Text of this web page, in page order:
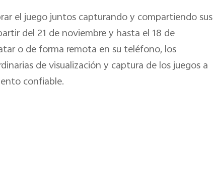
el juego juntos capturando y compartiendo sus
del 21 de noviembre y hasta el 18 de
o de forma remota en su teléfono, los
de visualización y captura de los juegos a
confiable.